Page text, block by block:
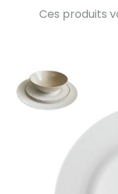
Ces produits